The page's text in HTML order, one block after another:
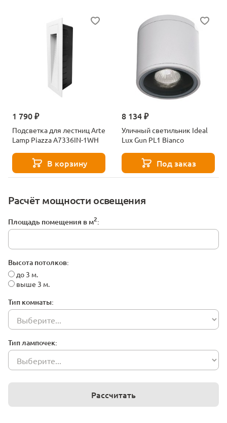
Расчёт мощности освещения
Площадь помещения в м2:
Высота потолков:
до 3 м.
выше 3 м.
Тип комнаты:
Тип лампочек:
Рассчитать
1 790 ₽
Подсветка для лестниц Arte
Lamp Piazza A7336IN-1WH
В корзину
8 134 ₽
Уличный светильник Ideal
Lux Gun PL1 Bianco
Под заказ